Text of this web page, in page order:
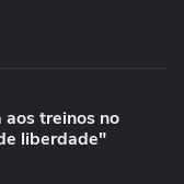
aos treinos no
liberdade"